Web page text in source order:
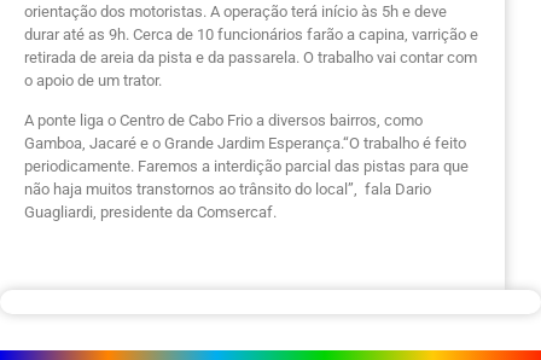
orientação dos motoristas. A operação terá início às 5h e deve
durar até as 9h. Cerca de 10 funcionários farão a capina, varrição e
retirada de areia da pista e da passarela. O trabalho vai contar com
o apoio de um trator.
A ponte liga o Centro de Cabo Frio a diversos bairros, como
Gamboa, Jacaré e o Grande Jardim Esperança.“O trabalho é feito
periodicamente. Faremos a interdição parcial das pistas para que
não haja muitos transtornos ao trânsito do local”, fala Dario
Guagliardi, presidente da Comsercaf.